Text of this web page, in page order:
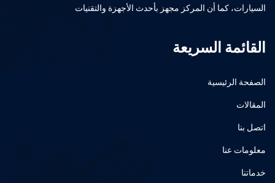
السيارات، كما أن المركز مجهز بأحدث الأجهزة والتقنيات
القائمة السريعة
الصفحة الرئيسية
المقالات
اتصل بنا
معلومات عنا
خدماتنا